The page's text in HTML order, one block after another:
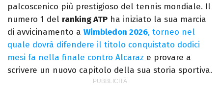
palcoscenico più prestigioso del tennis mondiale. Il
numero 1 del ranking ATP ha iniziato la sua marcia
di avvicinamento a Wimbledon 2026, torneo nel
quale dovrà difendere il titolo conquistato dodici
mesi fa nella finale contro Alcaraz e provare a
scrivere un nuovo capitolo della sua storia sportiva.